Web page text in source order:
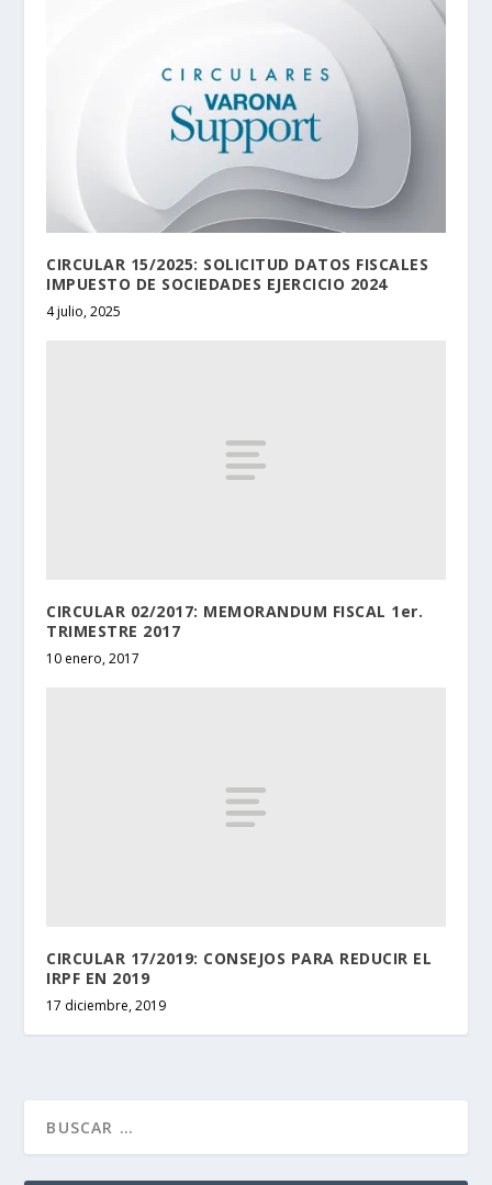
CIRCULAR 15/2025: SOLICITUD DATOS FISCALES
IMPUESTO DE SOCIEDADES EJERCICIO 2024
4 julio, 2025
CIRCULAR 02/2017: MEMORANDUM FISCAL 1er.
TRIMESTRE 2017
10 enero, 2017
CIRCULAR 17/2019: CONSEJOS PARA REDUCIR EL
IRPF EN 2019
17 diciembre, 2019